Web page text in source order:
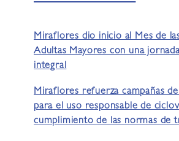
Miraflores dio inicio al Mes de
Adultas Mayores con una
integral
Miraflores refuerza campañas
para el uso responsable de
cumplimiento de las normas de